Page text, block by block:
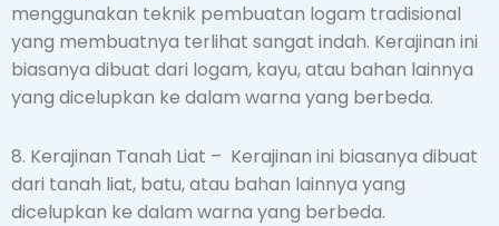
menggunakan teknik pembuatan logam tradisional
yang membuatnya terlihat sangat indah. Kerajinan ini
biasanya dibuat dari logam, kayu, atau bahan lainnya
yang dicelupkan ke dalam warna yang berbeda.
8. Kerajinan Tanah Liat – Kerajinan ini biasanya dibuat
dari tanah liat, batu, atau bahan lainnya yang
dicelupkan ke dalam warna yang berbeda.